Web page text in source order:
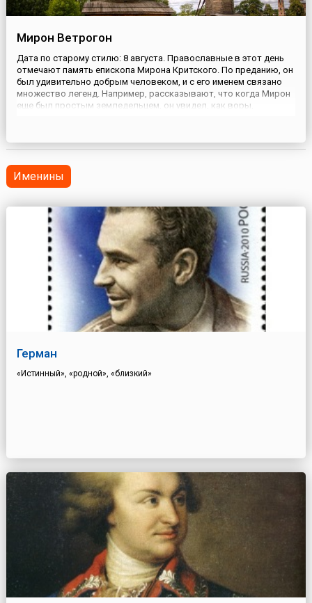
Мирон Ветрогон
Дата по старому стилю: 8 августа. Православные в этот день
отмечают память епископа Мирона Критского. По преданию, он
был удивительно добрым человеком, и с его именем связано
множество легенд. Например, рассказывают, что когда Мирон
еще был простым земледельцем, он увидел, как воры,
Именины
Герман
«Истинный», «родной», «близкий»